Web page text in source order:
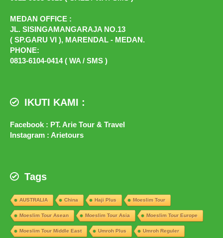
MEDAN OFFICE :
JL. SISINGAMANGARAJA NO.13
( SP.GARU VI ), MARENDAL - MEDAN.
PHONE:
0813-6104-0414 ( WA / SMS )
IKUTI KAMI :
Facebook : PT. Arie Tour & Travel
Instagram : Arietours
Tags
AUSTRALIA China Haji Plus Moeslim Tour
Moeslim Tour Asean Moeslim Tour Asia Moeslim Tour Europe
Moeslim Tour Middle East Umroh Plus Umroh Reguler